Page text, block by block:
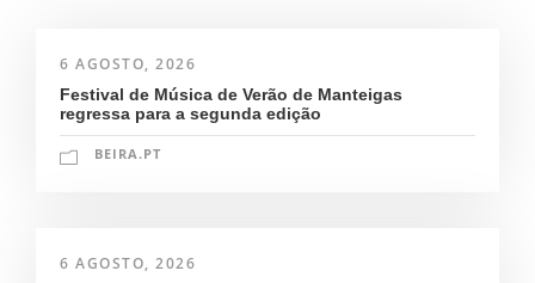
6 AGOSTO, 2026
Festival de Música de Verão de Manteigas
regressa para a segunda edição
BEIRA.PT
6 AGOSTO, 2026